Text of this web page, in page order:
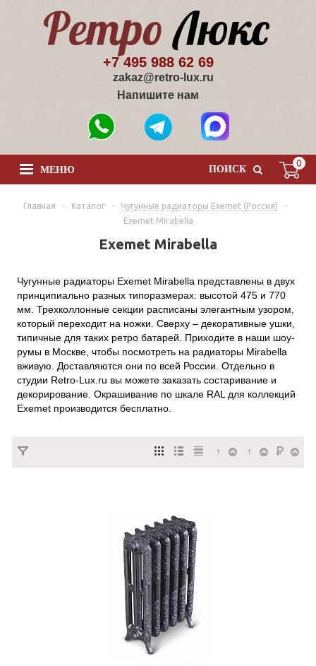
+7 495 988 62 69
zakaz@retro-lux.ru
Напишите нам
0
ПОИСК
МЕНЮ
Главная - Каталог - Чугунные радиаторы Exemet (Россия)
-
Exemet Mirabella
Exemet Mirabella
Чугунные радиаторы Exemet Mirabella представлены в двух
принципиально разных типоразмерах: высотой 475 и 770
мм. Трехколлонные секции расписаны элегантным узором,
который переходит на ножки. Сверху – декоративные ушки,
типичные для таких ретро батарей. Приходите в наши шоу-
румы в Москве, чтобы посмотреть на радиаторы Mirabella
вживую. Доставляются они по всей России. Отдельно в
студии Retro-Lux.ru вы можете заказать состаривание и
декорирование. Окрашивание по шкале RAL для коллекций
Exemet производится бесплатно.